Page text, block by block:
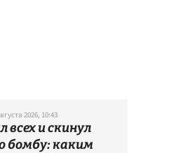
2026, 10:43
всех и скинул
бомбу: каким